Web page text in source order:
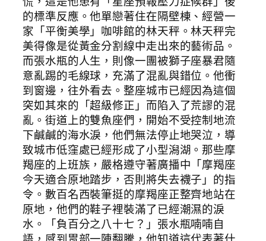
的標準反應。他單戀著住在隔壁棟、經營一
家「平衡美學」咖啡館的林天秤。林天秤完
美得像是從黃金分割線中走出來的藝術品。
而張水瓶的人生，則像一團被獅子座暴君隨
意亂踢的毛線球，充滿了混亂與錯位。他衝
到窗邊，往外看去。整座城市已經因為這個
突如其來的「超級修正」而陷入了荒謬的混
亂。街道上的雙魚座們，開始不受控制地流
下鹹鹹的海水淚，他們無法停止地哭泣，導
致城市低窪處已經形成了小型潟湖。那些摩
羯座的上班族，嚴格遵守著廣播中「摩羯座
今天適合原地踏步，否則將失去襪子」的指
令。數百名西裝筆挺的摩羯座正整齊地站在
原地，他們的鞋子裡裝滿了已經潮濕的淚
水。「負百分之八十七？」張水瓶喃喃自